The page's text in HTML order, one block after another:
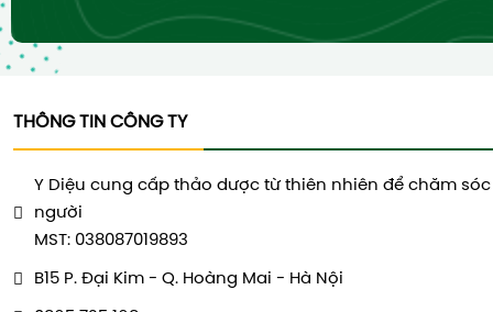
THÔNG TIN CÔNG TY
Y Diệu cung cấp thảo dược từ thiên nhiên để chăm
người
MST: 038087019893
B15 P. Đại Kim - Q. Hoàng Mai - Hà Nội